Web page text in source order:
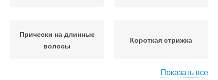
Прически на длинные
волосы
Короткая стрижка
Показать все